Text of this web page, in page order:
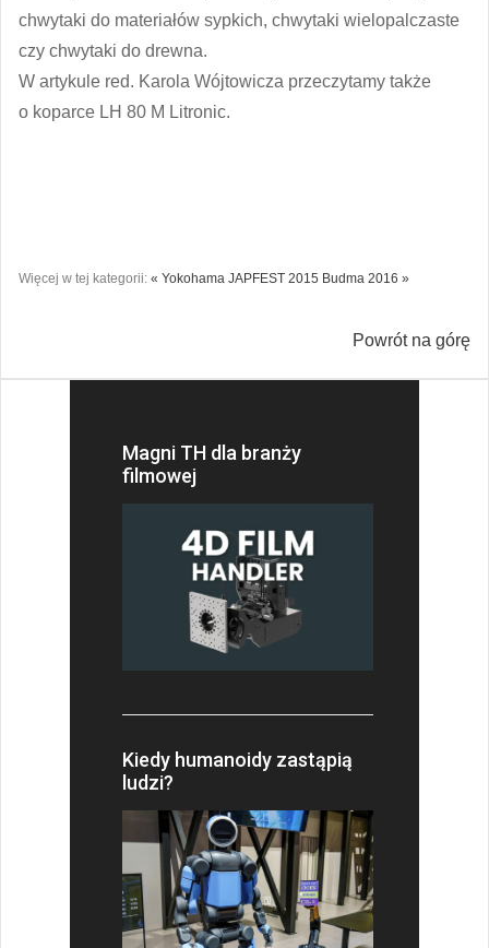
chwytaki do materiałów sypkich, chwytaki wielopalczaste
czy chwytaki do drewna.
W artykule red. Karola Wójtowicza przeczytamy także
o koparce LH 80 M Litronic.
Więcej w tej kategorii: « Yokohama JAPFEST 2015 Budma 2016 »
Powrót na górę
Magni TH dla branży
filmowej
Kiedy humanoidy zastąpią
ludzi?